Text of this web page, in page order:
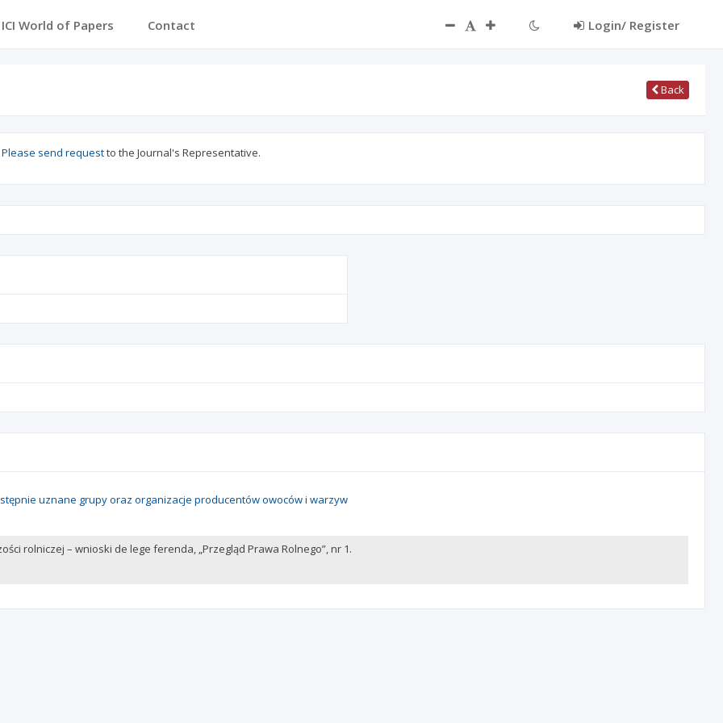
ICI World of Papers Contact Login/ Register
Back
Please send requestto the Journal's Representative.
uznane grupy oraz organizacje producentów owoców i warzyw
rolniczej – wnioski de lege ferenda, „Przegląd Prawa Rolnego”, nr 1.